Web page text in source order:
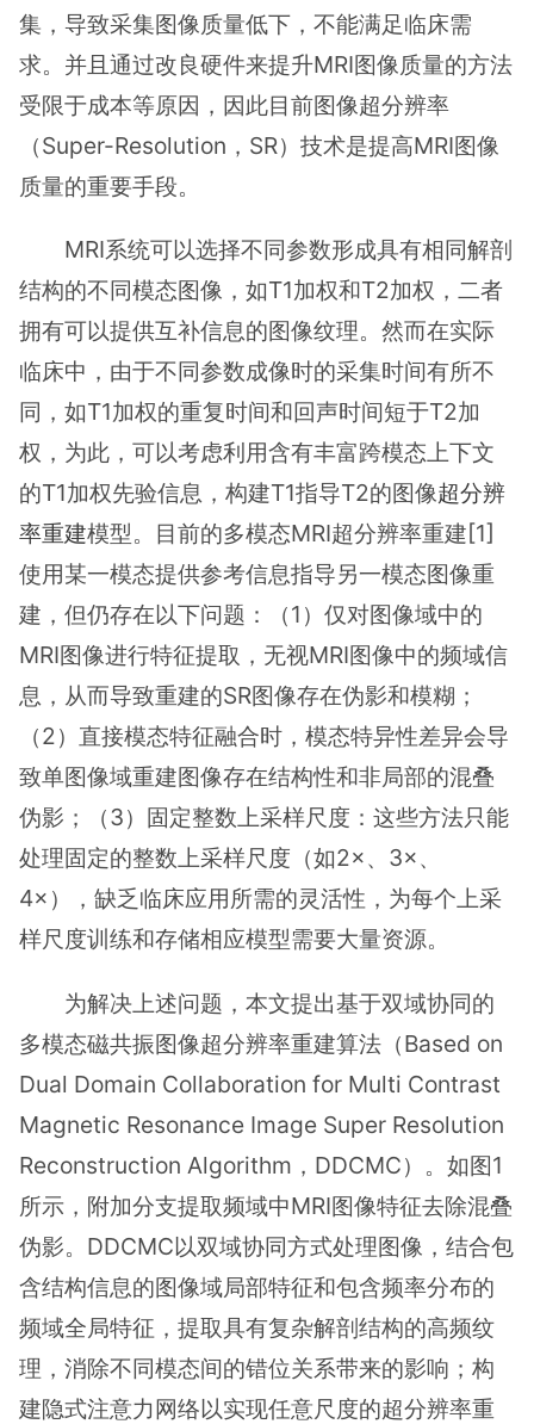
集，导致采集图像质量低下，不能满足临床需
求。并且通过改良硬件来提升MRI图像质量的方法
受限于成本等原因，因此目前图像超分辨率
（Super-Resolution，SR）技术是提高MRI图像
质量的重要手段。
MRI系统可以选择不同参数形成具有相同解剖
结构的不同模态图像，如T1加权和T2加权，二者
拥有可以提供互补信息的图像纹理。然而在实际
临床中，由于不同参数成像时的采集时间有所不
同，如T1加权的重复时间和回声时间短于T2加
权，为此，可以考虑利用含有丰富跨模态上下文
的T1加权先验信息，构建T1指导T2的图像超分辨
率重建模型。目前的多模态MRI超分辨率重建[1]
使用某一模态提供参考信息指导另一模态图像重
建，但仍存在以下问题：（1）仅对图像域中的
MRI图像进行特征提取，无视MRI图像中的频域信
息，从而导致重建的SR图像存在伪影和模糊；
（2）直接模态特征融合时，模态特异性差异会导
致单图像域重建图像存在结构性和非局部的混叠
伪影；（3）固定整数上采样尺度：这些方法只能
处理固定的整数上采样尺度（如2×、3×、
4×），缺乏临床应用所需的灵活性，为每个上采
样尺度训练和存储相应模型需要大量资源。
为解决上述问题，本文提出基于双域协同的
多模态磁共振图像超分辨率重建算法（Based on
Dual Domain Collaboration for Multi Contrast
Magnetic Resonance Image Super Resolution
Reconstruction Algorithm，DDCMC）。如图1
所示，附加分支提取频域中MRI图像特征去除混叠
伪影。DDCMC以双域协同方式处理图像，结合包
含结构信息的图像域局部特征和包含频率分布的
频域全局特征，提取具有复杂解剖结构的高频纹
理，消除不同模态间的错位关系带来的影响；构
建隐式注意力网络以实现任意尺度的超分辨率重